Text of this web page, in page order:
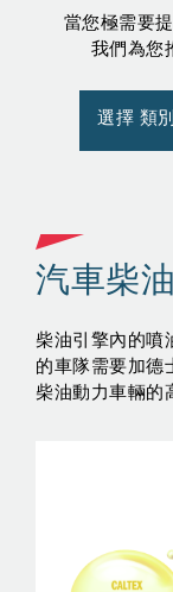
當您極需要
我們為您
選擇 類別
汽車柴油
柴油引擎內的噴
的車隊需要加
柴油動力車輛的